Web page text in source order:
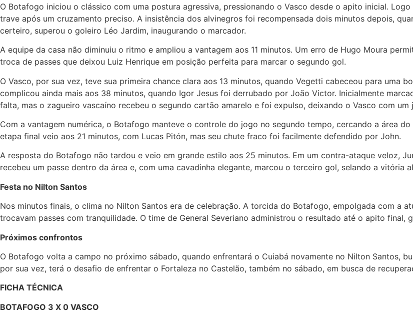
O Botafogo iniciou o clássico com uma postura agressiva, pressionando o Vasco desde o apito inicial.
trave após um cruzamento preciso. A insistência dos alvinegros foi recompensada dois minutos depois,
certeiro, superou o goleiro Léo Jardim, inaugurando o marcador.
A equipe da casa não diminuiu o ritmo e ampliou a vantagem aos 11 minutos. Um erro de Hugo Moura
troca de passes que deixou Luiz Henrique em posição perfeita para marcar o segundo gol.
O Vasco, por sua vez, teve sua primeira chance clara aos 13 minutos, quando Vegetti cabeceou para uma
complicou ainda mais aos 38 minutos, quando Igor Jesus foi derrubado por João Victor. Inicialmente
falta, mas o zagueiro vascaíno recebeu o segundo cartão amarelo e foi expulso, deixando o Vasco com um
Com a vantagem numérica, o Botafogo manteve o controle do jogo no segundo tempo, cercando a área
etapa final veio aos 21 minutos, com Lucas Pitón, mas seu chute fraco foi facilmente defendido por John.
A resposta do Botafogo não tardou e veio em grande estilo aos 25 minutos. Em um contra-ataque veloz,
recebeu um passe dentro da área e, com uma cavadinha elegante, marcou o terceiro gol, selando a vitória
Festa no Nilton Santos
Nos minutos finais, o clima no Nilton Santos era de celebração. A torcida do Botafogo, empolgada com a
trocavam passes com tranquilidade. O time de General Severiano administrou o resultado até o apito
Próximos confrontos
O Botafogo volta a campo no próximo sábado, quando enfrentará o Cuiabá novamente no Nilton Santos,
por sua vez, terá o desafio de enfrentar o Fortaleza no Castelão, também no sábado, em busca de
FICHA TÉCNICA
BOTAFOGO 3 X 0 VASCO